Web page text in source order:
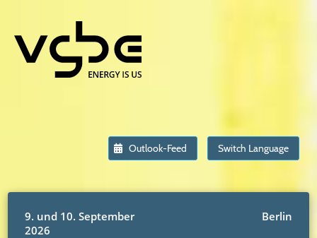
Outlook-Feed Switch Language
9. und 10. September
2026
Berlin